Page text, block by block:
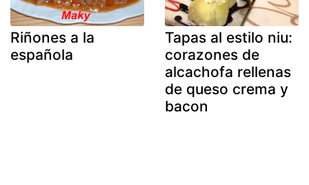
Riñones a la
española
Tapas al estilo niu:
corazones de
alcachofa rellenas
de queso crema y
bacon